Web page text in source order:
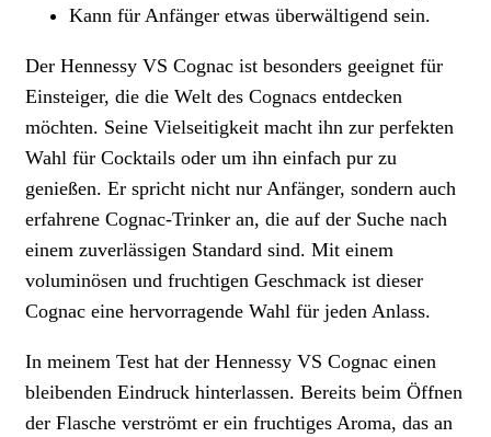
Kann für Anfänger etwas überwältigend sein.
Der Hennessy VS Cognac ist besonders geeignet für
Einsteiger, die die Welt des Cognacs entdecken
möchten. Seine Vielseitigkeit macht ihn zur perfekten
Wahl für Cocktails oder um ihn einfach pur zu
genießen. Er spricht nicht nur Anfänger, sondern auch
erfahrene Cognac-Trinker an, die auf der Suche nach
einem zuverlässigen Standard sind. Mit einem
voluminösen und fruchtigen Geschmack ist dieser
Cognac eine hervorragende Wahl für jeden Anlass.
In meinem Test hat der Hennessy VS Cognac einen
bleibenden Eindruck hinterlassen. Bereits beim Öffnen
der Flasche verströmt er ein fruchtiges Aroma, das an